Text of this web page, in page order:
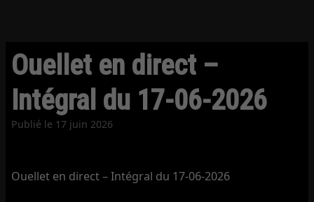
Ouellet en direct –
Intégral du 17-06-2026
Publié le 17 juin 2026
Ouellet en direct – Intégral du 17-06-2026